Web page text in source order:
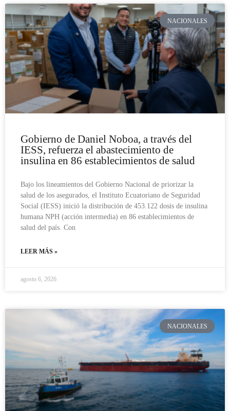
NACIONALES
Gobierno de Daniel Noboa, a través del
IESS, refuerza el abastecimiento de
insulina en 86 establecimientos de salud
Bajo los lineamientos del Gobierno Nacional de priorizar la
salud de los asegurados, el Instituto Ecuatoriano de Seguridad
Social (IESS) inició la distribución de 453.122 dosis de insulina
humana NPH (acción intermedia) en 86 establecimientos de
salud del país. Con
LEER MÁS »
agosto 6, 2026
NACIONALES